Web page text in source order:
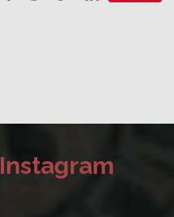
Instagram